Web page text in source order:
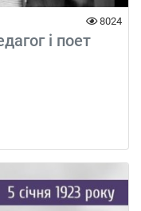
8024
і поет